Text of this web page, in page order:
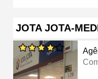
JOTA JOTA-